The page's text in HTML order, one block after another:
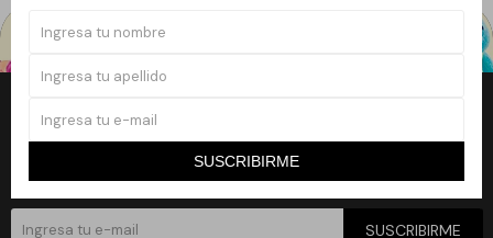
SUSCRIBIRME
¡Suscribite a nuestro newsletter y accedé a un 10% off en tu primera
compra!
SUSCRIBIRME